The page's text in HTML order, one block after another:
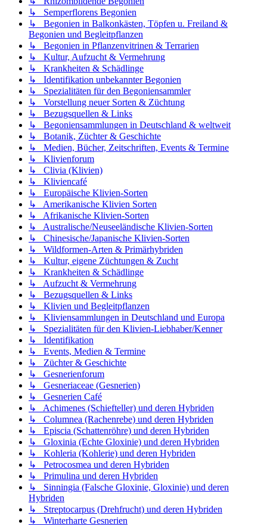
↳ Semperflorens Begonien
↳ Begonien in Balkonkästen, Töpfen u. Freiland &
Begonien und Begleitpflanzen
↳ Begonien in Pflanzenvitrinen & Terrarien
↳ Kultur, Aufzucht & Vermehrung
↳ Krankheiten & Schädlinge
↳ Identifikation unbekannter Begonien
↳ Spezialitäten für den Begoniensammler
↳ Vorstellung neuer Sorten & Züchtung
↳ Bezugsquellen & Links
↳ Begoniensammlungen in Deutschland & weltweit
↳ Botanik, Züchter & Geschichte
↳ Medien, Bücher, Zeitschriften, Events & Termine
↳ Klivienforum
↳ Clivia (Klivien)
↳ Kliviencafé
↳ Europäische Klivien-Sorten
↳ Amerikanische Klivien Sorten
↳ Afrikanische Klivien-Sorten
↳ Australische/Neuseeländische Klivien-Sorten
↳ Chinesische/Japanische Klivien-Sorten
↳ Wildformen-Arten & Primärhybriden
↳ Kultur, eigene Züchtungen & Zucht
↳ Krankheiten & Schädlinge
↳ Aufzucht & Vermehrung
↳ Bezugsquellen & Links
↳ Klivien und Begleitpflanzen
↳ Kliviensammlungen in Deutschland und Europa
↳ Spezialitäten für den Klivien-Liebhaber/Kenner
↳ Identifikation
↳ Events, Medien & Termine
↳ Züchter & Geschichte
↳ Gesnerienforum
↳ Gesneriaceae (Gesnerien)
↳ Gesnerien Café
↳ Achimenes (Schiefteller) und deren Hybriden
↳ Columnea (Rachenrebe) und deren Hybriden
↳ Episcia (Schattenröhre) und deren Hybriden
↳ Gloxinia (Echte Gloxinie) und deren Hybriden
↳ Kohleria (Kohlerie) und deren Hybriden
↳ Petrocosmea und deren Hybriden
↳ Primulina und deren Hybriden
↳ Sinningia (Falsche Gloxinie, Gloxinie) und deren
Hybriden
↳ Streptocarpus (Drehfrucht) und deren Hybriden
↳ Winterharte Gesnerien